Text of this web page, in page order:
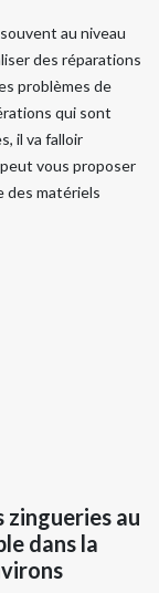
au niveau
des réparations
problèmes de
qui sont
il va falloir
vous proposer
des matériels
zingueries au
dans la